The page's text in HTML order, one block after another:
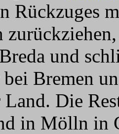
Rückzuges
und
bei Bremen
Land. Die
in Mölln in